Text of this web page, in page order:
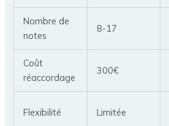
Nombre de
notes
8-17
Coût
réaccordage
300€
Flexibilité Limitée